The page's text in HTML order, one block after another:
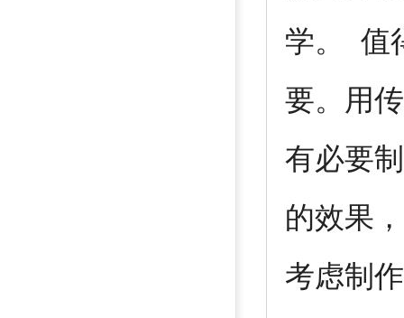
学。 值
要。用
有必要
的效果
考虑制